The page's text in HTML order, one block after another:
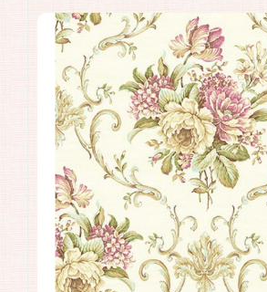
Коллекция: Summer Park
Длина рулона:10.05
Ширина рулона:0.52
Материал покрытия:Акриловое
Страна:Германия
Материал основы:Бумага
Раппорт:53